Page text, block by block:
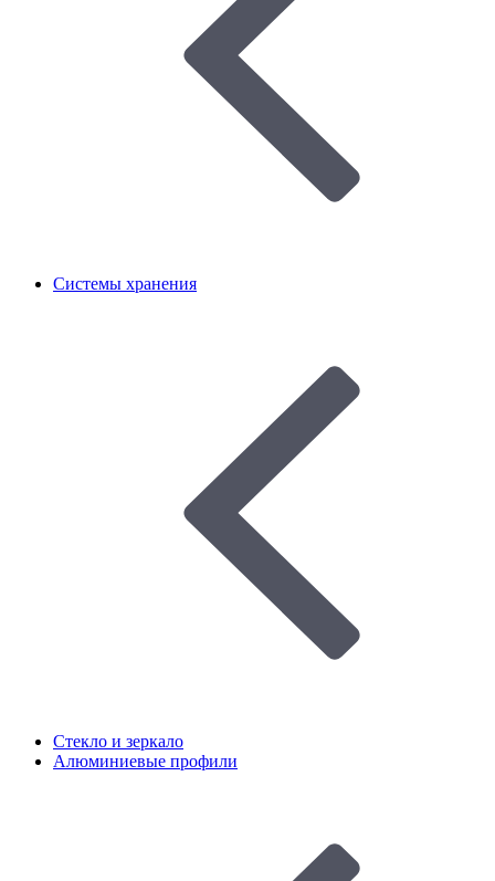
Системы хранения
Стекло и зеркало
Алюминиевые профили